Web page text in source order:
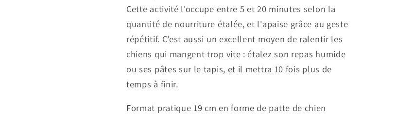
Cette activité l'occupe entre 5 et 20 minutes selon la
quantité de nourriture étalée, et l'apaise grâce au geste
répétitif. C'est aussi un excellent moyen de ralentir les
chiens qui mangent trop vite : étalez son repas humide
ou ses pâtes sur le tapis, et il mettra 10 fois plus de
temps à finir.
Format pratique 19 cm en forme de patte de chien